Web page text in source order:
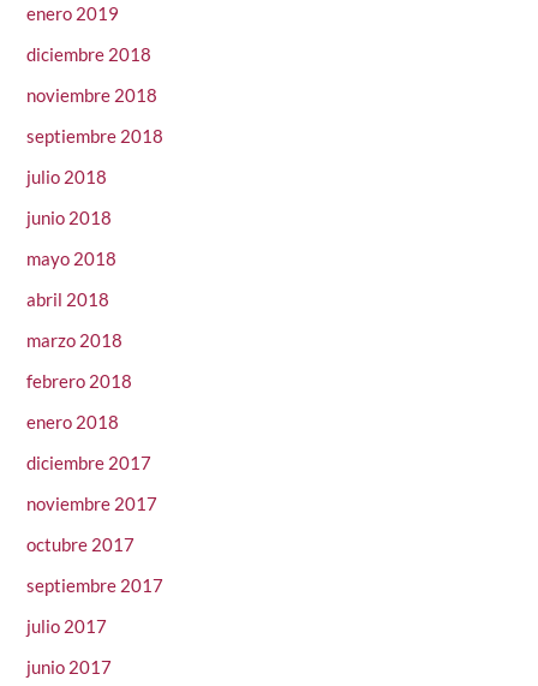
enero 2019
diciembre 2018
noviembre 2018
septiembre 2018
julio 2018
junio 2018
mayo 2018
abril 2018
marzo 2018
febrero 2018
enero 2018
diciembre 2017
noviembre 2017
octubre 2017
septiembre 2017
julio 2017
junio 2017